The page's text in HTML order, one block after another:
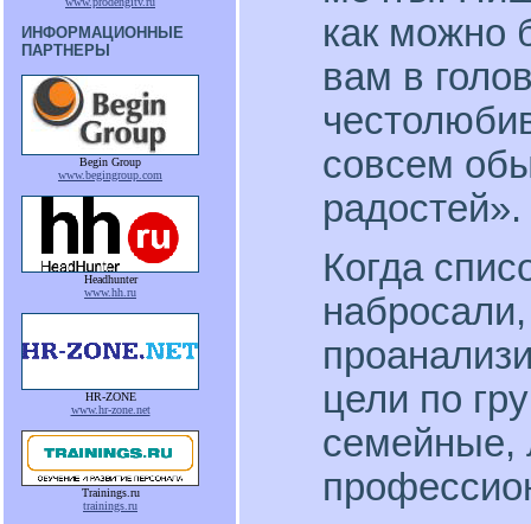
ИНФОРМАЦИОННЫЕ
ПАРТНЕРЫ
Begin Group
www.begingroup.com
Headhunter
www.hh.ru
HR-ZONE
www.hr-zone.net
Trainings.ru
trainings.ru
как можно
вам в
совсем
радостей».
Когда
цели по
семейные,